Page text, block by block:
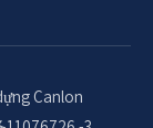
Canlon